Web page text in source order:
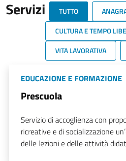
Servizi TUTTO
CULTURA E TEMPO
VITA LAVORATIVA
EDUCAZIONE E FORMAZIONE
Prescuola
Servizio di accoglienza con
ricreative e di socializzazione
delle lezioni e delle attività